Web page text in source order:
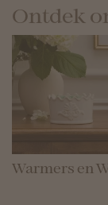
Ontdek
Warmers en